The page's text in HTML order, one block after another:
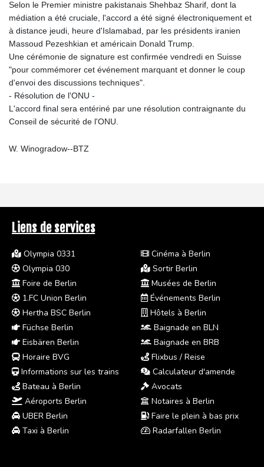
Selon le Premier ministre pakistanais Shehbaz Sharif, dont la
médiation a été cruciale, l'accord a été signé électroniquement et
à distance jeudi, heure d'Islamabad, par les présidents iranien
Massoud Pezeshkian et américain Donald Trump.
Une cérémonie de signature est confirmée vendredi en Suisse
"pour commémorer cet événement marquant et donner le coup
d'envoi des discussions techniques".
- Résolution de l'ONU -
L'accord final sera entériné par une résolution contraignante du
Conseil de sécurité de l'ONU.
W. Winogradow--BTZ
Liens de services
Olympia 0331
Olympia 030
Foire de Berlin
1.FC Union Berlin
Hertha BSC Berlin
Füchse Berlin
Eisbären Berlin
Horaire BVG
Informations sur les trains
Bateau à Berlin
Aéroports Berlin
UBER Berlin
Taxi à Berlin
Cinéma à Berlin
Sortir Berlin
Musées de Berlin
Événements Berlin
Hôtels à Berlin
Baignade en BLN
Baignade en BRB
Flixbus / Reise
Calculateur d'amende
Avocats
Notaires à Berlin
Faire le plein à bas prix
Radarfallen Berlin